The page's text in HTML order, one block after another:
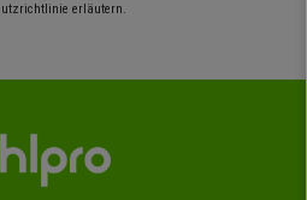
erläutern.